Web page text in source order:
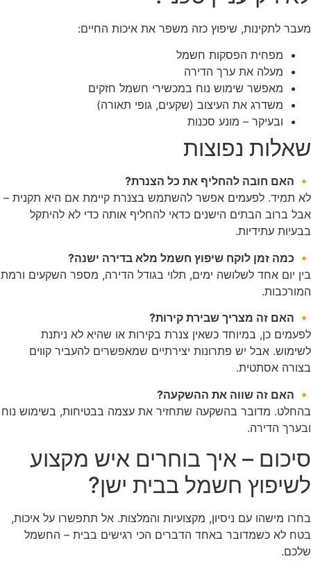
מעבר לתקינות, שיפוץ כזה משפר את איכות החיים:
מפחית הפסקות חשמל
מעלה את ערך הדירה
מאפשר שימוש נוח במכשירי חשמל חזקים
משדרג את העיצוב (שקעים, גופי תאורה)
ובעיקר – מונע סכנות
שאלות נפוצות
🔸 האם חובה להחליף את כל הצנרת?
לא תמיד. לפעמים אפשר להשתמש בצנרת קיימת אם היא תקנית –
אבל ברוב הבתים הישנים כדאי להחליף אותה כדי לא להיתקל
בבעיות עתידיות.
🔸 כמה זמן לוקח שיפוץ חשמל מלא בדירה ישנה?
בין יום אחד לשלושה ימים, תלוי בגודל הדירה, מספר השקעים ורמת
המורכבות.
🔸 האם זה מצריך שבירת קירות?
לפעמים כן, במיוחד כשאין צנרת בקירות או שהיא לא ניתנת
לשימוש. אבל יש פתרונות יצירתיים שמאפשרים להעביר קווים
בצורה אסתטית.
🔸 האם זה שווה את ההשקעה?
בהחלט. מדובר בהשקעה שתחזיר את עצמה בבטיחות, בשימוש נוח
ובערך הדירה.
סיכום – איך בוחרים איש מקצוע
לשיפוץ חשמל בבית ישן?
בחרו מישהו עם ניסיון, מקצועיות והמלצות. אל תתפשרו על איכות,
בטח לא כשמדובר באחד הדברים הכי רגישים בבית – החשמל
שלכם.